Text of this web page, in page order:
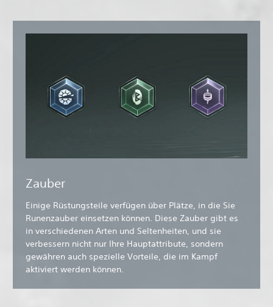
Zauber
Einige Rüstungsteile verfügen über Plätze, in die Sie
Runenzauber einsetzen können. Diese Zauber gibt es
in verschiedenen Arten und Seltenheiten, und sie
verbessern nicht nur Ihre Hauptattribute, sondern
gewähren auch spezielle Vorteile, die im Kampf
aktiviert werden können.